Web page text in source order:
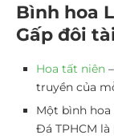
Bình hoa
Gấp đôi
Hoa tất niên
truyền của
Một bình hoa
Đá TPHCM